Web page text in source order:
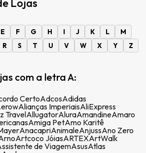
Lojas
E F G H I J K L
M
R S T U V W X Y Z
com a letra A:
CertoAdcosAdidas
Alianças ImperiaisAliExpress
TravelAllugatorAluraAmandineAmaro
Amiga PetAmo Karitê
AnacapriAnimaleAnjussAno Zero
Artcoco JóiasARTEXArtWalk
de ViagemAsusAtlas